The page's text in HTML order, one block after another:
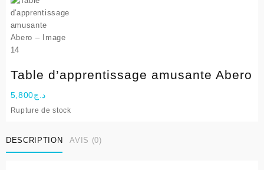
Table d’apprentissage amusante Abero
د.ج5,800
Rupture de stock
DESCRIPTION AVIS (0)